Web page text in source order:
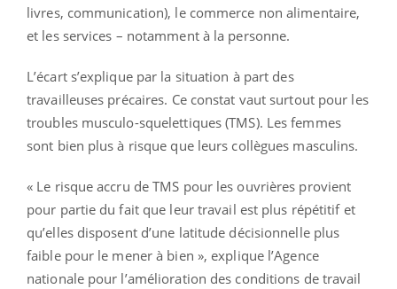
livres, communication), le commerce non alimentaire,
et les services – notamment à la personne.
L’écart s’explique par la situation à part des
travailleuses précaires. Ce constat vaut surtout pour les
troubles musculo-squelettiques (TMS). Les femmes
sont bien plus à risque que leurs collègues masculins.
« Le risque accru de TMS pour les ouvrières provient
pour partie du fait que leur travail est plus répétitif et
qu’elles disposent d’une latitude décisionnelle plus
faible pour le mener à bien », explique l’Agence
nationale pour l’amélioration des conditions de travail